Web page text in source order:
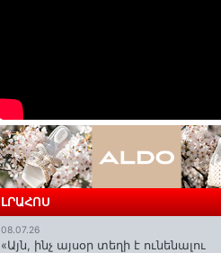
ԼՐԱՀՈՍ
08.07.26
«Այն, ինչ այսօր տեղի է ունենալու